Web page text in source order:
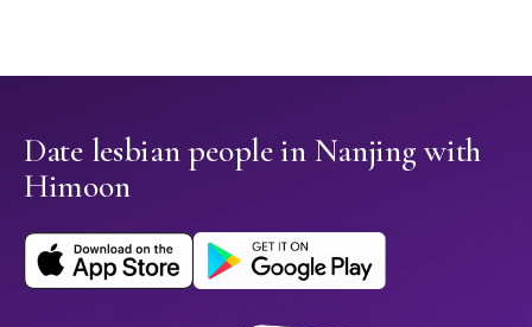
Date lesbian people in Nanjing with
Himoon